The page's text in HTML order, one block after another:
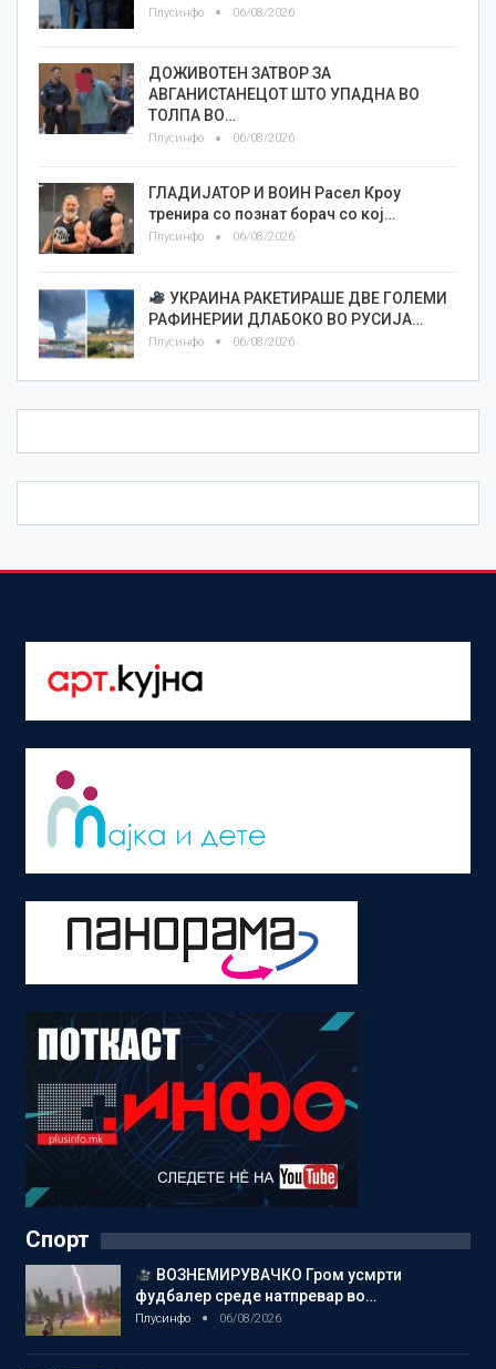
Плусинфо 06/08/2026
ДОЖИВОТЕН ЗАТВОР ЗА
АВГАНИСТАНЕЦОТ ШТО УПАДНА ВО
ТОЛПА ВО…
Плусинфо 06/08/2026
ГЛАДИЈАТОР И ВОИН Расел Кроу
тренира со познат борач со кој…
Плусинфо 06/08/2026
УКРАИНА РАКЕТИРАШЕ ДВЕ ГОЛЕМИ
РАФИНЕРИИ ДЛАБОКО ВО РУСИЈА…
Плусинфо 06/08/2026
Спорт
ВОЗНЕМИРУВАЧКО Гром усмрти
фудбалер среде натпревар во…
Плусинфо 06/08/2026